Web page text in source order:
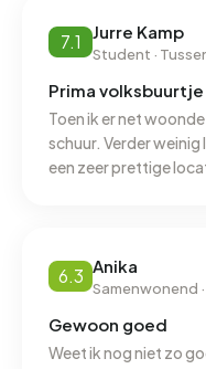
7.1 Jurre Kamp
Student ·
Prima volksbuurtje
Toen ik er net
schuur. Verder weinig
een zeer prettige
6.3 Anika
Samenwonend
Gewoon goed
Weet ik nog niet zo